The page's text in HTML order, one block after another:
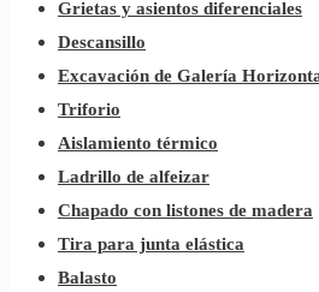
Grietas y asientos diferenciales
Descansillo
Excavación de Galería
Triforio
Aislamiento térmico
Ladrillo de alfeizar
Chapado con listones de madera
Tira para junta elástica
Balasto